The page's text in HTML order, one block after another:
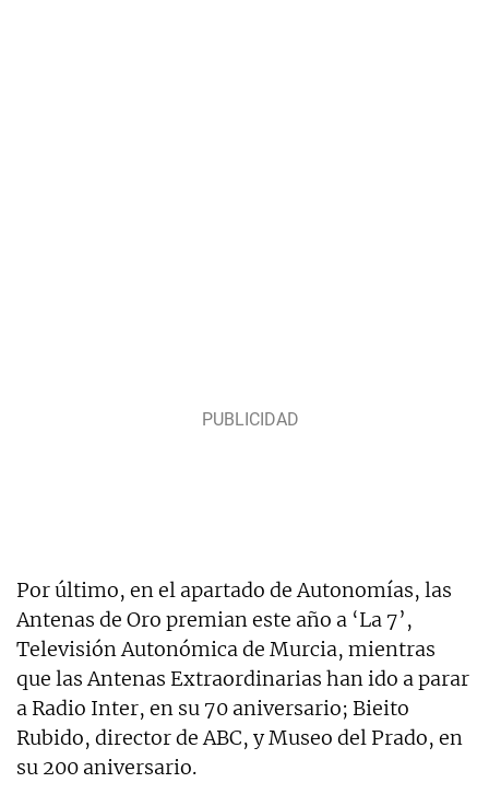
Por último, en el apartado de Autonomías, las
Antenas de Oro premian este año a ‘La 7’,
Televisión Autonómica de Murcia, mientras
que las Antenas Extraordinarias han ido a parar
a Radio Inter, en su 70 aniversario; Bieito
Rubido, director de ABC, y Museo del Prado, en
su 200 aniversario.